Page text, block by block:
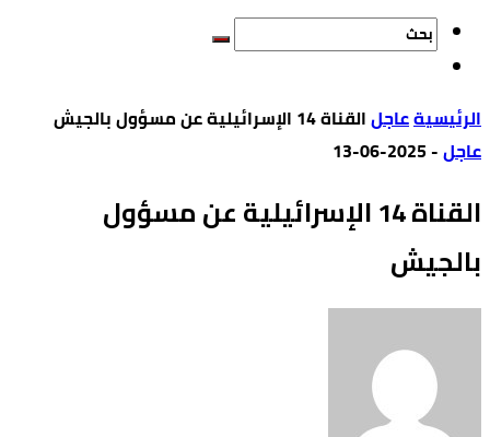
‫الرئيسية‬عاجلالقناة 14 الإسرائيلية عن مسؤول بالجيش
عاجل-
2025-06-13
القناة 14 الإسرائيلية عن مسؤول
بالجيش